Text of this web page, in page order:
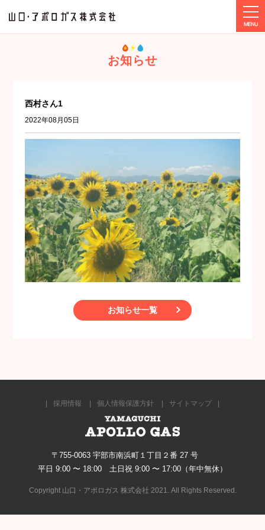
西村さん1
お知らせ
西村さん1
2022年08月05日
お知らせ一覧
採用情報 個人情報保護方針 サイトマップ
〒755-0063 宇部市南浜町１丁目２番 27 号
平日 9:00 〜 18:00 土日祝 9:00 〜 17:00（年中無休）
Copyright 山口・アポロガス 株式会社 2021. All Rights Reserved.